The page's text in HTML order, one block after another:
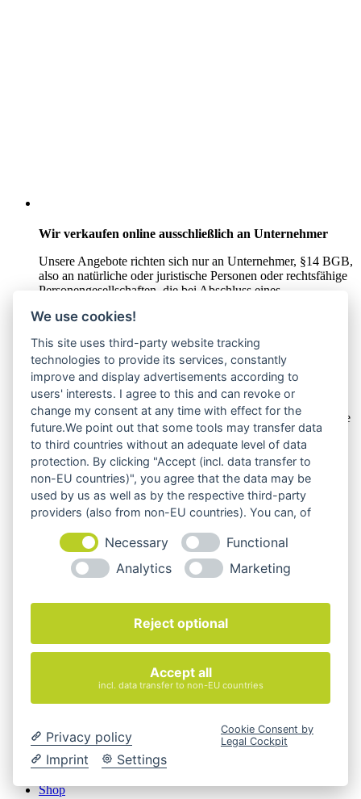
Wir verkaufen online ausschließlich an Unternehmer
Unsere Angebote richten sich nur an Unternehmer, §14 BGB,
also an natürliche oder juristische Personen oder rechtsfähige
Personengesellschaften, die bei Abschluss eines
selbständigen beruflichen Tätigkeit handeln. Wir schließen
Hinweis zu Produktabbildungen
Die Produktbilder der Artikel zeigen Beispiele, die in der
Ausstattung, Farbe oder Konfiguration von der
Artikelbeschreibung abweichen können. Maßgeblich sind die
Beschreibungen und Abbildungen im unverbindlichen
Angebot. Gerne konfigurieren wir das ausgewählte Produkt
genau nach Ihren Vorstellungen.
Cookie-Einstellungen ändern
Über Uns
Magazin
FAQ
Kontakt
Versandarten
AGB
Widerrufsbelehrung
© 2026 Quadro Office Nord - Ihr Büroeinrichter
Shop
We use cookies!
This site uses third-party website tracking
technologies to provide its services, constantly
improve and display advertisements according to
users' interests. I agree to this and can revoke or
change my consent at any time with effect for the
future.We point out that some tools may transfer data
to third countries without an adequate level of data
protection. By clicking "Accept (incl. data transfer to
non-EU countries)", you agree that the data may be
used by us as well as by the respective third-party
providers (also from non-EU countries). You can, of
Necessary
Functional
Analytics
Marketing
Reject optional
Accept all
incl. data transfer to non-EU countries
Privacy policy
Imprint
Settings
Cookie Consent by
Legal Cockpit